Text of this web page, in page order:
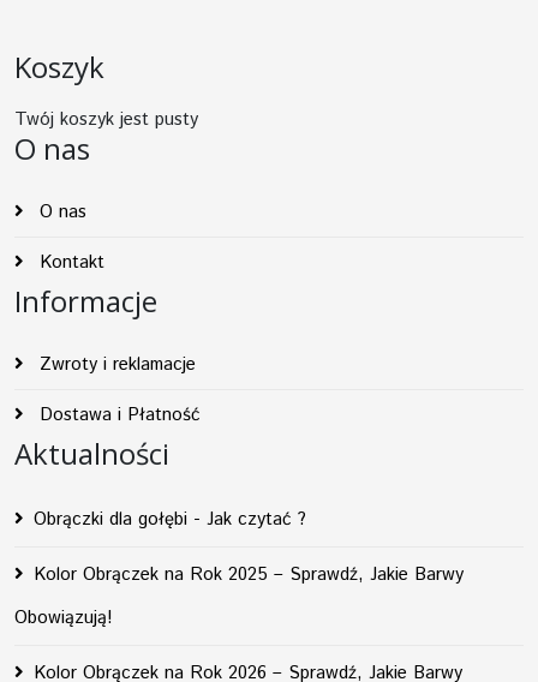
Koszyk
Twój koszyk jest pusty
O nas
O nas
Kontakt
Informacje
Zwroty i reklamacje
Dostawa i Płatność
Aktualności
Obrączki dla gołębi - Jak czytać ?
Kolor Obrączek na Rok 2025 – Sprawdź, Jakie Barwy
Obowiązują!
Kolor Obrączek na Rok 2026 – Sprawdź, Jakie Barwy